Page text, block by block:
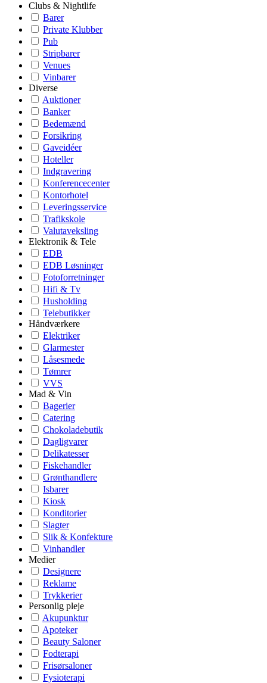
Clubs & Nightlife
Barer
Private Klubber
Pub
Stripbarer
Venues
Vinbarer
Diverse
Auktioner
Banker
Bedemænd
Forsikring
Gaveidéer
Hoteller
Indgravering
Konferencecenter
Kontorhotel
Leveringsservice
Trafikskole
Valutaveksling
Elektronik & Tele
EDB
EDB Løsninger
Fotoforretninger
Hifi & Tv
Husholding
Telebutikker
Håndværkere
Elektriker
Glarmester
Låsesmede
Tømrer
VVS
Mad & Vin
Bagerier
Catering
Chokoladebutik
Dagligvarer
Delikatesser
Fiskehandler
Grønthandlere
Isbarer
Kiosk
Konditorier
Slagter
Slik & Konfekture
Vinhandler
Medier
Designere
Reklame
Trykkerier
Personlig pleje
Akupunktur
Apoteker
Beauty Saloner
Fodterapi
Frisørsaloner
Fysioterapi